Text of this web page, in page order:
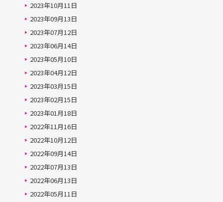
2023年10月11日
2023年09月13日
2023年07月12日
2023年06月14日
2023年05月10日
2023年04月12日
2023年03月15日
2023年02月15日
2023年01月18日
2022年11月16日
2022年10月12日
2022年09月14日
2022年07月13日
2022年06月13日
2022年05月11日